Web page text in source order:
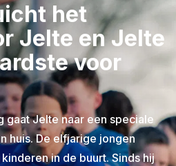
het
Jelte en Jelte
voor
gaat Jelte naar een speciale
huis. De elfjarige jongen
in de buurt. Sinds hij